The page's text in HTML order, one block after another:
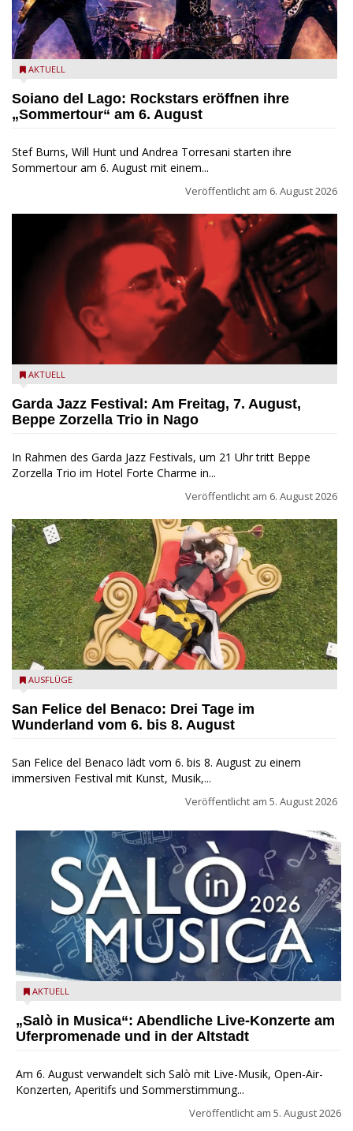
Stef Burns, Will Hunt und Andrea Torresani im Summer Rock
AKTUELL
Soiano del Lago: Rockstars eröffnen ihre
„Sommertour“ am 6. August
Stef Burns, Will Hunt und Andrea Torresani starten ihre
Sommertour am 6. August mit einem...
Veröffentlicht am 6. August 2026
Beppe Zorzella Trio zu Gast beim Garda Jazz Festival
AKTUELL
Garda Jazz Festival: Am Freitag, 7. August,
Beppe Zorzella Trio in Nago
In Rahmen des Garda Jazz Festivals, um 21 Uhr tritt Beppe
Zorzella Trio im Hotel Forte Charme in...
Veröffentlicht am 6. August 2026
San Felice del Benaco: Drei Tage im Wunderland
AUSFLÜGE
San Felice del Benaco: Drei Tage im
Wunderland vom 6. bis 8. August
San Felice del Benaco lädt vom 6. bis 8. August zu einem
immersiven Festival mit Kunst, Musik,...
Veröffentlicht am 5. August 2026
Salò in Musica 2026
AKTUELL
„Salò in Musica“: Abendliche Live-Konzerte am
Uferpromenade und in der Altstadt
Am 6. August verwandelt sich Salò mit Live-Musik, Open-Air-
Konzerten, Aperitifs und Sommerstimmung...
Veröffentlicht am 5. August 2026